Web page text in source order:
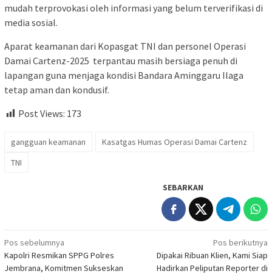
mudah terprovokasi oleh informasi yang belum terverifikasi di
media sosial.
Aparat keamanan dari Kopasgat TNI dan personel Operasi
Damai Cartenz-2025 terpantau masih bersiaga penuh di
lapangan guna menjaga kondisi Bandara Aminggaru Ilaga
tetap aman dan kondusif.
Post Views: 173
gangguan keamanan
Kasatgas Humas Operasi Damai Cartenz
TNI
SEBARKAN
Navigasi
pos
Pos sebelumnya
Kapolri Resmikan SPPG Polres
Jembrana, Komitmen Sukseskan
Pos berikutnya
Dipakai Ribuan Klien, Kami Siap
Hadirkan Peliputan Reporter di